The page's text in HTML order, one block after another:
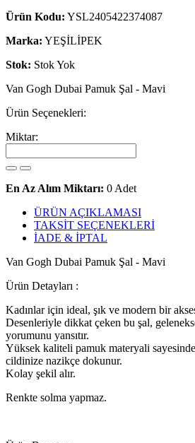
Ürün Kodu: YSL2405422374087
Marka: YEŞİLİPEK
Stok: Stok Yok
Van Gogh Dubai Pamuk Şal - Mavi
Ürün Seçenekleri:
Miktar:
En Az Alım Miktarı: 0 Adet
ÜRÜN AÇIKLAMASI
TAKSİT SEÇENEKLERİ
İADE & İPTAL
Van Gogh Dubai Pamuk Şal - Mavi
Ürün Detayları :
Kadınlar için ideal, şık ve modern bir
Desenleriyle dikkat çeken bu şal,
yorumunu yansıtır.
Yüksek kaliteli pamuk materyali
cildinize nazikçe dokunur.
Kolay şekil alır.
Renkte solma yapmaz.